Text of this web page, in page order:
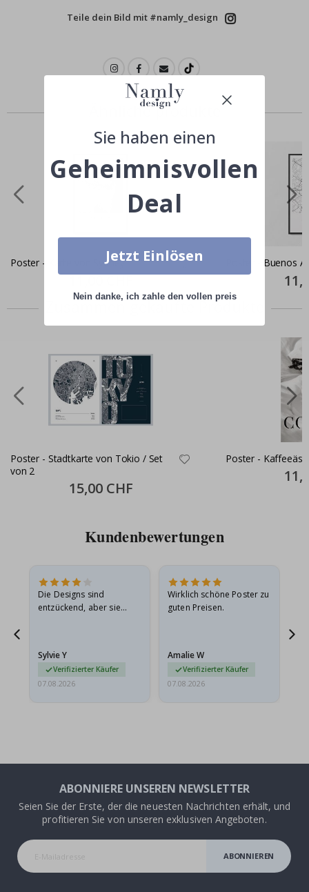
Teile dein Bild mit #namly_design
Ähnliche produkte
Poster - Karte von Sydney
Special
11,00 CHF
Poster - Buenos
Price
Zusammen gekaufte Produkte
Poster - Stadtkarte von Tokio / Set
von 2
Special
Price
15,00 CHF
Poster -
Price
Kundenbewertungen
Die Designs sind
entzückend, aber sie
sie…
Sylvie Y
Verifizierter Käufer
07.08.2026
Wirklich schöne Poster zu
guten Preisen.
Amalie W
Verifizierter Käufer
07.08.2026
ABONNIERE UNSEREN NEWSLETTER
Seien Sie der Erste, der die neuesten Nachrichten erhält, und
profitieren Sie von unseren exklusiven Angeboten.
ABONNIEREN
Sie haben einen
Geheimnisvollen
Deal
Jetzt Einlösen
Nein danke, ich zahle den vollen preis